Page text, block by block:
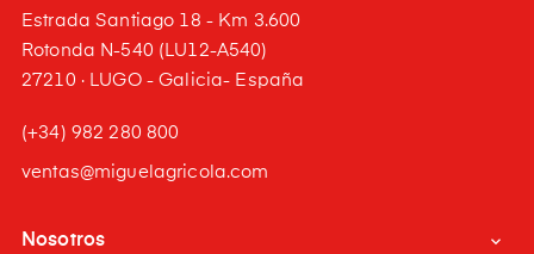
Estrada Santiago 18 - Km 3.600
Rotonda N-540 (LU12-A540)
27210 · LUGO - Galicia- España
(+34) 982 280 800
ventas@miguelagricola.com
Nosotros 